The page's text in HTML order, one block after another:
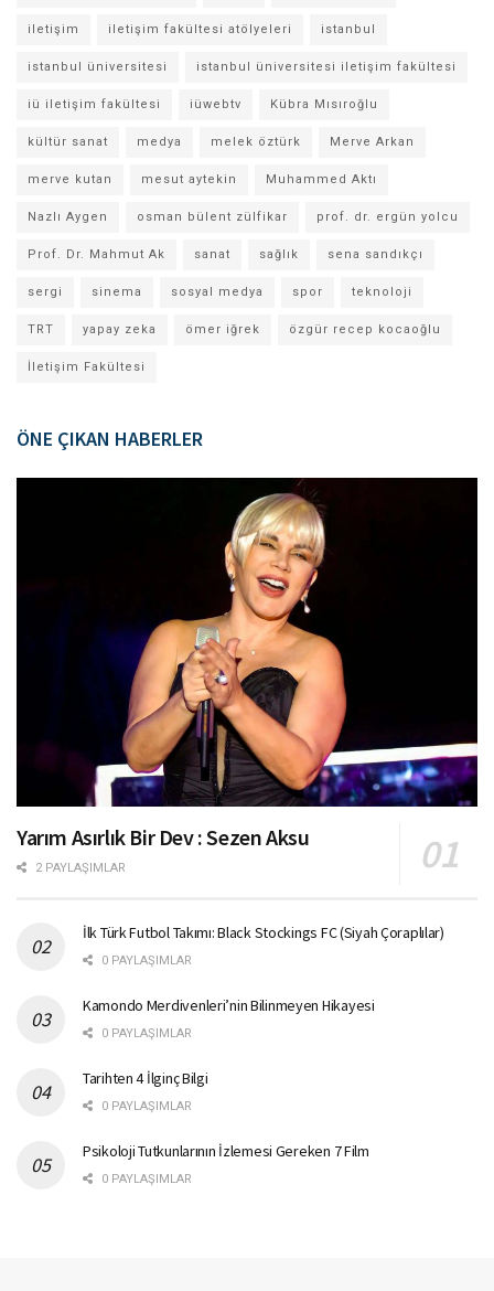
iletişim iletişim fakültesi atölyeleri istanbul
istanbul üniversitesi istanbul üniversitesi iletişim fakültesi
iü iletişim fakültesi iüwebtv Kübra Mısıroğlu
kültür sanat medya melek öztürk Merve Arkan
merve kutan mesut aytekin Muhammed Aktı
Nazlı Aygen osman bülent zülfikar prof. dr. ergün yolcu
Prof. Dr. Mahmut Ak sanat sağlık sena sandıkçı
sergi sinema sosyal medya spor teknoloji
TRT yapay zeka ömer iğrek özgür recep kocaoğlu
İletişim Fakültesi
ÖNE ÇIKAN HABERLER
Yarım Asırlık Bir Dev : Sezen Aksu
2 PAYLAŞIMLAR
İlk Türk Futbol Takımı: Black Stockings FC (Siyah Çoraplılar)
0 PAYLAŞIMLAR
Kamondo Merdivenleri’nin Bilinmeyen Hikayesi
0 PAYLAŞIMLAR
Tarihten 4 İlginç Bilgi
0 PAYLAŞIMLAR
Psikoloji Tutkunlarının İzlemesi Gereken 7 Film
0 PAYLAŞIMLAR